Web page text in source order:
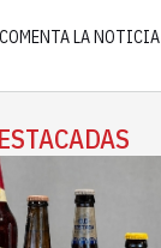
LA NOTICIA